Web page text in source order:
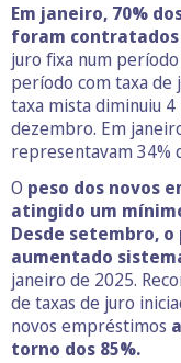
Em janeiro, 70%
foram
juro fixa num
período com taxa de
taxa mista diminuiu
dezembro. Em
representavam 34%
O peso dos novos
atingido um
Desde setembro,
aumentado
janeiro de 2025.
de taxas de juro
novos empréstimos
torno dos 85%.